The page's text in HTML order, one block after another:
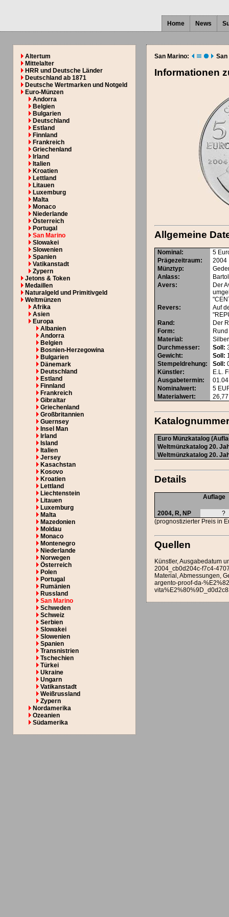
Home News
Altertum
Mittelalter
HRR und Deutsche Länder
Deutschland ab 1871
Deutsche Wertmarken und Notgeld
Euro-Münzen
Andorra
Belgien
Bulgarien
Deutschland
Estland
Finnland
Frankreich
Griechenland
Irland
Italien
Kroatien
Lettland
Litauen
Luxemburg
Malta
Monaco
Niederlande
Österreich
Portugal
San Marino
Slowakei
Slowenien
Spanien
Vatikanstadt
Zypern
Jetons & Token
Medaillen
Naturalgeld und Primitivgeld
Weltmünzen
Afrika
Asien
Europa
Albanien
Andorra
Belgien
Bosnien-Herzegowina
Bulgarien
Dänemark
Deutschland
Estland
Finnland
Frankreich
Gibraltar
Griechenland
Großbritannien
Guernsey
Insel Man
Irland
Island
Italien
Jersey
Kasachstan
Kosovo
Kroatien
Lettland
Liechtenstein
Litauen
Luxemburg
Malta
Mazedonien
Moldau
Monaco
Montenegro
Niederlande
Norwegen
Österreich
Polen
Portugal
Rumänien
Russland
San Marino
Schweden
Schweiz
Serbien
Slowakei
Slowenien
Spanien
Transnistrien
Tschechien
Türkei
Ukraine
Ungarn
Vatikanstadt
Weißrussland
Zypern
Nordamerika
Ozeanien
Südamerika
San Marino:
Informationen
Allgemeine
Nominal :
5
Prägezeitraum:
2004
Münztyp:
Anlass:
Avers:
Der
Revers:
Auf
Rand :
Der
Form:
Rund
Material :
Durchmesser: Soll:
Gewicht: Soll:
Stempeldrehung: Soll:
Künstler:
E.L.
Ausgabetermin:
Nominalwert: 5
Materialwert:
Euro Münzkatalog
Weltmünzkatalog 20.
Weltmünzkatalog 20.
Details
Auflage
2004, R, NP
?
(prognostizierter Preis in
Quellen
Künstler, Ausgabedatum
2004_cb0d204c-f7c4-
Material, Abmessungen,
argento-proof-da-